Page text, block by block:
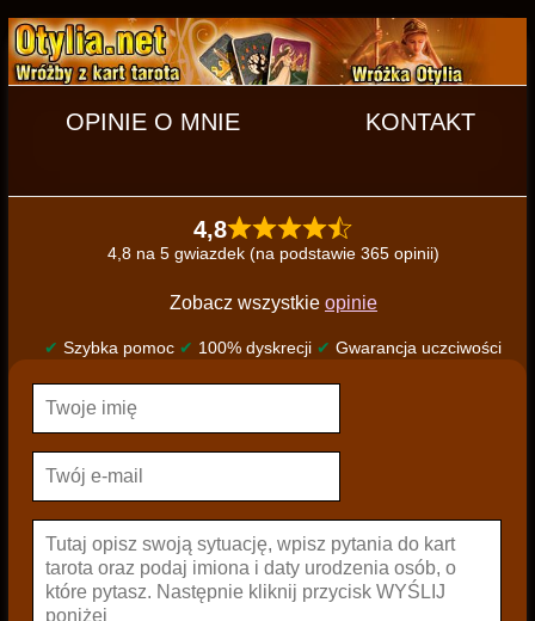
OPINIE O MNIE KONTAKT
4,8
4,8 na 5 gwiazdek (na podstawie 365 opinii)
Zobacz wszystkie opinie
✔ Szybka pomoc ✔ 100% dyskrecji ✔ Gwarancja uczciwości